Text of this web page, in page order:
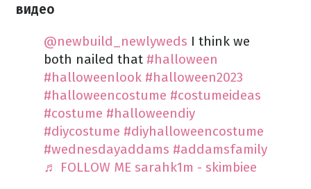
видео
@newbuild_newlyweds I think we
both nailed that #halloween
#halloweenlook #halloween2023
#halloweencostume #costumeideas
#costume #halloweendiy
#diycostume #diyhalloweencostume
#wednesdayaddams #addamsfamily
♬ FOLLOW ME sarahk1m - skimbiee